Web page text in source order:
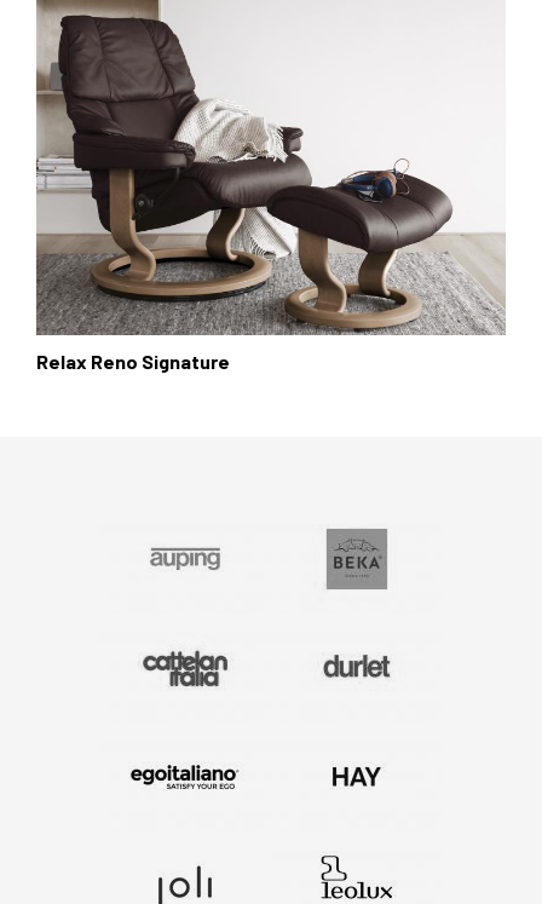
Relax Reno Signature